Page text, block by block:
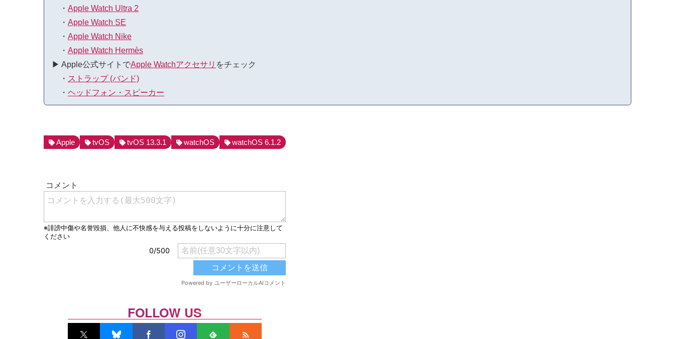
・ Apple Watch Ultra 2
・ Apple Watch SE
・ Apple Watch Nike
・ Apple Watch Hermès
▶︎ Apple公式サイトでApple Watchアクセサリ をチェック
・ ストラップ (バンド)
・ ヘッドフォン・スピーカー
Apple tvOS tvOS 13.3.1 watchOS watchOS 6.1.2
FOLLOW US